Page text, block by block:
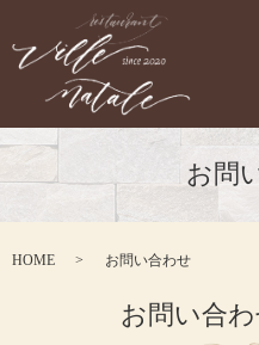
お問
HOME お問い合わせ
お問い合